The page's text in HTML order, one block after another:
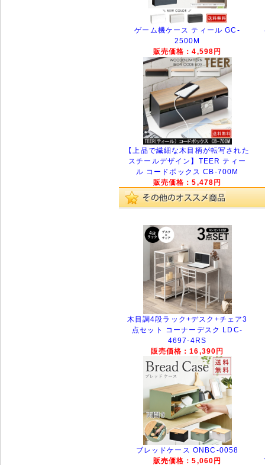
ゲーム機ケース ティール GC-
2500M
販売価格：4,598円
【上品で繊細な木目柄が転写された
スチールデザイン】TEER ティー
ル コードボックス CB-700M
販売価格：5,478円
木目調4段ラック+デスク+チェア3
点セット コーナーデスク LDC-
4697-4RS
販売価格：16,390円
ブレッドケース ONBC-0058
販売価格：5,060円